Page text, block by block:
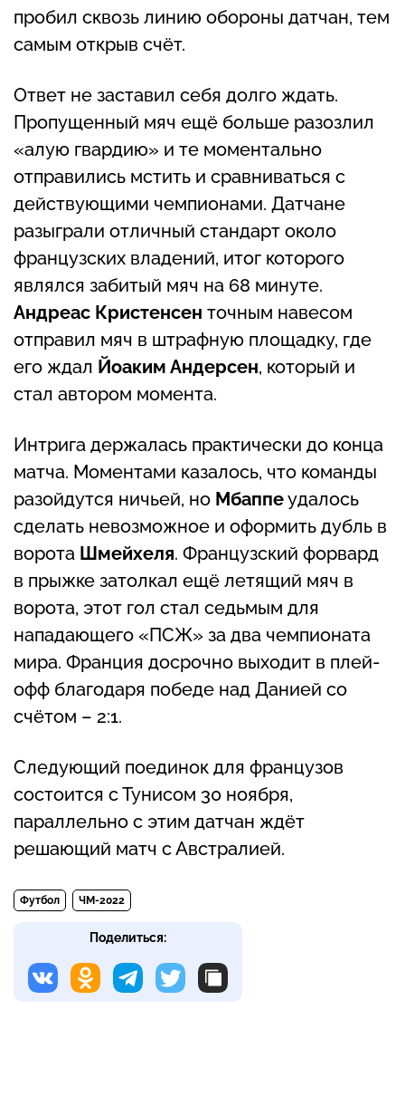
пробил сквозь линию обороны датчан, тем
самым открыв счёт.
Ответ не заставил себя долго ждать.
Пропущенный мяч ещё больше разозлил
«алую гвардию» и те моментально
отправились мстить и сравниваться с
действующими чемпионами. Датчане
разыграли отличный стандарт около
французских владений, итог которого
являлся забитый мяч на 68 минуте.
Андреас Кристенсен точным навесом
отправил мяч в штрафную площадку, где
его ждал Йоаким Андерсен, который и
стал автором момента.
Интрига держалась практически до конца
матча. Моментами казалось, что команды
разойдутся ничьей, но Мбаппеудалось
сделать невозможное и оформить дубль в
ворота Шмейхеля. Французский форвард
в прыжке затолкал ещё летящий мяч в
ворота, этот гол стал седьмым для
нападающего «ПСЖ» за два чемпионата
мира. Франция досрочно выходит в плей-
офф благодаря победе над Данией со
счётом – 2:1.
Следующий поединок для французов
состоится с Тунисом 30 ноября,
параллельно с этим датчан ждёт
решающий матч с Австралией.
Футбол ЧМ-2022
Поделиться: